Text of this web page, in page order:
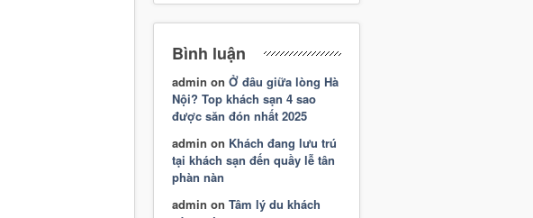
Bình luận
admin on Ở đâu giữa lòng Hà
Nội? Top khách sạn 4 sao
được săn đón nhất 2025
admin on Khách đang lưu trú
tại khách sạn đến quầy lễ tân
phàn nàn
admin on Tâm lý du khách